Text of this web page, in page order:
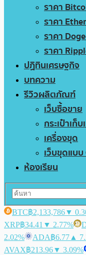
ราคา
ราคา
ราคา
ราคา
ปฏิทินเศรษฐกิจ
บทความ
รีวิวผลิตภัณฑ์
เว็บซื้อขาย
กระเป๋าเก็
เครื่องขุด
เว็บขุดแบ
ห้องเรียน
BTC฿2,133,786▼
XRP฿34.41 ▼ 2.77%
2.02%
ADA฿6.77 ▲
AVAX฿213.96▼ 3.09%